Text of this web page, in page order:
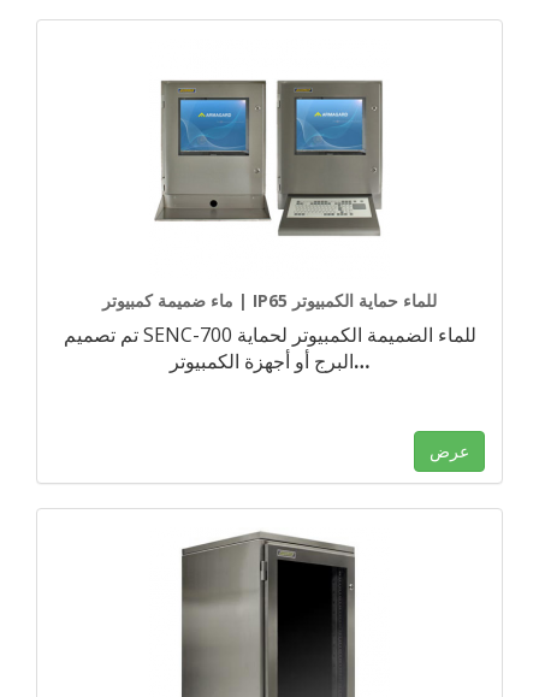
ماء ضميمة كمبيوتر | IP65 للماء حماية الكمبيوتر
تم تصميم SENC-700 للماء الضميمة الكمبيوتر لحماية
البرج أو أجهزة الكمبيوتر…
عرض